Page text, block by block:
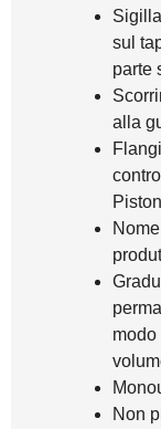
sul
parte
alla
modo
Non